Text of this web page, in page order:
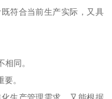
符合当前生产实际，又具
同。
。
生产管理需求，又能根据